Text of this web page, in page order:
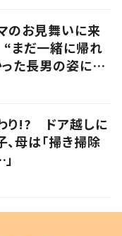
のお見舞いに来
まだ一緒に帰れ
た長男の姿に
り!? ドア越しに
母は「掃き掃除